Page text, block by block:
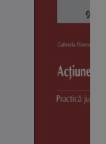
este nulitatea.
cauzele
efectele, dar si
efectele.
teorii generale a
doctrina si